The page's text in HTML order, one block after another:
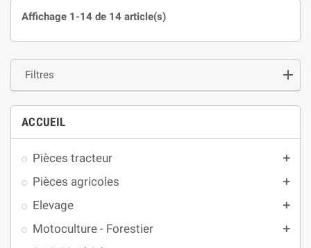
Filtres
ACCUEIL
Pièces tracteur add
Pièces agricoles add
Elevage add
Motoculture - Forestier add
Affichage 1-14 de 14 article(s)